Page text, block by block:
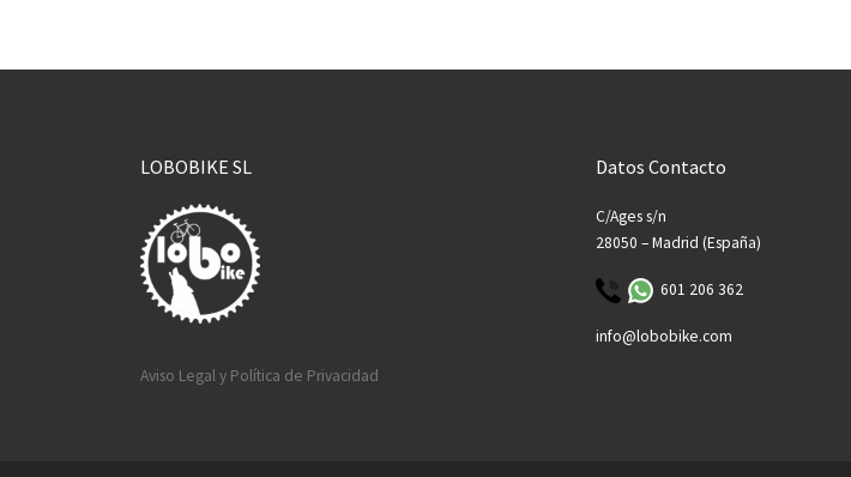
LOBOBIKE SL
Aviso Legal y Política de Privacidad
Datos Contacto
C/Ages s/n
28050 – Madrid (España)
601 206 362
info@lobobike.com